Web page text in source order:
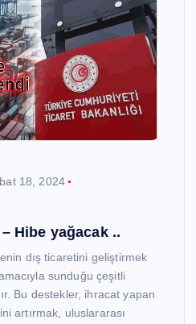
18, 2024
Hibe yağacak ..
dış ticaretini geliştirmek
sunduğu çeşitli
Bu destekler, ihracat yapan
artırmak, uluslararası